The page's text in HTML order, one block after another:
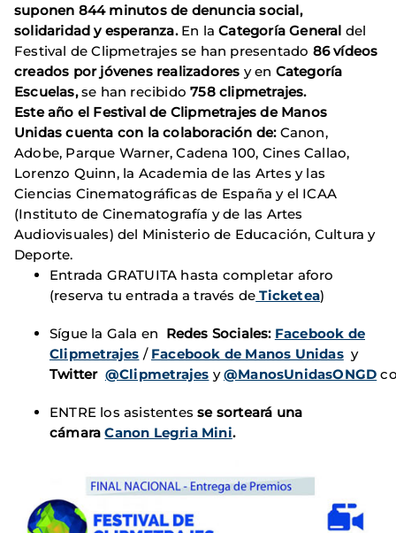
suponen 844 minutos de denuncia social,
solidaridad y esperanza. En laCategoría General del
Festival de Clipmetrajes se han presentado 86 vídeos
creados por jóvenes realizadores y en Categoría
Escuelas,se han recibido758 clipmetrajes.
Este año el Festival de Clipmetrajes de Manos
Unidas cuenta con la colaboración de:Canon,
Adobe, Parque Warner, Cadena 100, Cines Callao,
Lorenzo Quinn, la Academia de las Artes y las
Ciencias Cinematográficas de España y el ICAA
(Instituto de Cinematografía y de las Artes
Audiovisuales) del Ministerio de Educación, Cultura y
Deporte.
Entrada GRATUITA hasta completar aforo
(reserva tu entrada a través de Ticketea)
Sígue la Gala en Redes Sociales: Facebook de
Clipmetrajes / Facebook de Manos Unidasy
Twitter @Clipmetrajes y@ManosUnidasONGD
ENTRE los asistentesse sorteará una
cámaraCanon Legria Mini.